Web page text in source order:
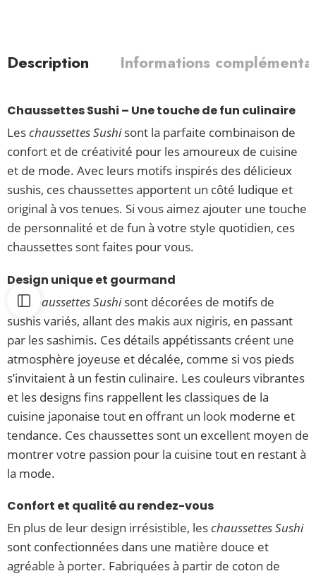
Description Informations
Chaussettes Sushi – Une touche de fun culinaire
Leschaussettes Sushisont la parfaite combinaison de
confort et de créativité pour les amoureux de cuisine
et de mode. Avec leurs motifs inspirés des délicieux
sushis, ces chaussettes apportent un côté ludique et
original à vos tenues. Si vous aimez ajouter une touche
de personnalité et de fun à votre style quotidien, ces
chaussettes sont faites pour vous.
Design unique et gourmand
Leschaussettes Sushisont décorées de motifs de
sushis variés, allant des makis aux nigiris, en passant
par les sashimis. Ces détails appétissants créent une
atmosphère joyeuse et décalée, comme si vos pieds
s’invitaient à un festin culinaire. Les couleurs vibrantes
et les designs fins rappellent les classiques de la
cuisine japonaise tout en offrant un look moderne et
tendance. Ces chaussettes sont un excellent moyen de
montrer votre passion pour la cuisine tout en restant à
la mode.
Confort et qualité au rendez-vous
En plus de leur design irrésistible, leschaussettes Sushi
sont confectionnées dans une matière douce et
agréable à porter. Fabriquées à partir de coton de